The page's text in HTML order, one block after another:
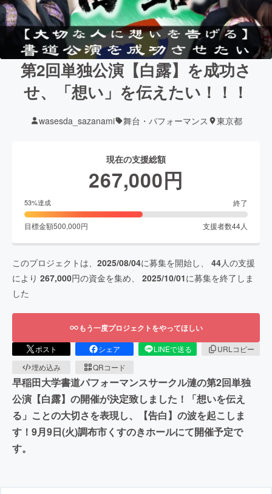
第2回単独公演【白露】を成功さ
せ、「想い」を伝えたい！！！
wasesda_sazanami 舞台・パフォーマンス 東京都
現在の支援総額
267,000円
53%達成 終了
目標金額500,000円 支援者数44人
このプロジェクトは、 2025/08/04に募集を開始し、 44人の支援
により 267,000円の資金を集め、 2025/10/01に募集を終了しま
した
もう一度プロジェクトをやってほしい
ポスト シェア LINEで送る
URLコピー
埋め込み
QRコード
早稲田大学書道パフォーマンスサークル漣の第2回単独
公演【白露】の開催が決定致しました！「想いを伝え
る」ことの大切さを表現し、【告白】の波を起こしま
す！9月9日(火)調布市くすのきホールにて開催予定で
す。